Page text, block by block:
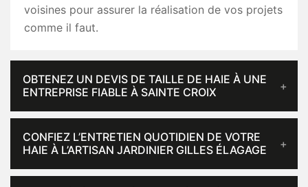
voisines pour assurer la réalisation de vos projets
comme il faut.
OBTENEZ UN DEVIS DE TAILLE DE HAIE À UNE
ENTREPRISE FIABLE À SAINTE CROIX
CONFIEZ L’ENTRETIEN QUOTIDIEN DE VOTRE
HAIE À L’ARTISAN JARDINIER GILLES ÉLAGAGE